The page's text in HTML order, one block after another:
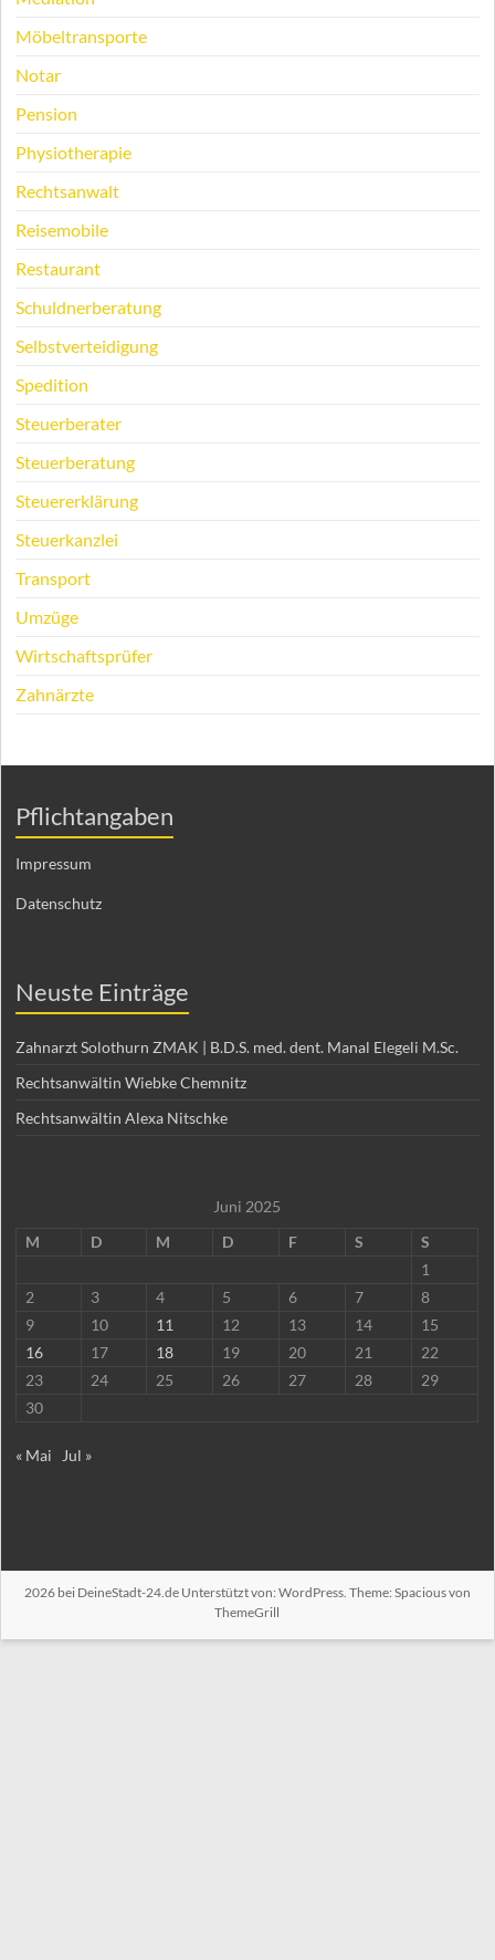
Möbeltransporte
Notar
Pension
Physiotherapie
Rechtsanwalt
Reisemobile
Restaurant
Schuldnerberatung
Selbstverteidigung
Spedition
Steuerberater
Steuerberatung
Steuererklärung
Steuerkanzlei
Transport
Umzüge
Wirtschaftsprüfer
Zahnärzte
Pflichtangaben
Impressum
Datenschutz
Neuste Einträge
Zahnarzt Solothurn ZMAK | B.D.S. med. dent. Manal Elegeli M.Sc.
Rechtsanwältin Wiebke Chemnitz
Rechtsanwältin Alexa Nitschke
Juni 2025
M
D M D F S
S
1
2
3 4 5 6 7
8
9
10 11 12 13 14
15
16
17 18 19 20 21
22
23
24 25 26 27 28
29
30
« Mai Jul »
2026 bei DeineStadt-24.deUnterstützt von: WordPress. Theme: Spacious von
ThemeGrill